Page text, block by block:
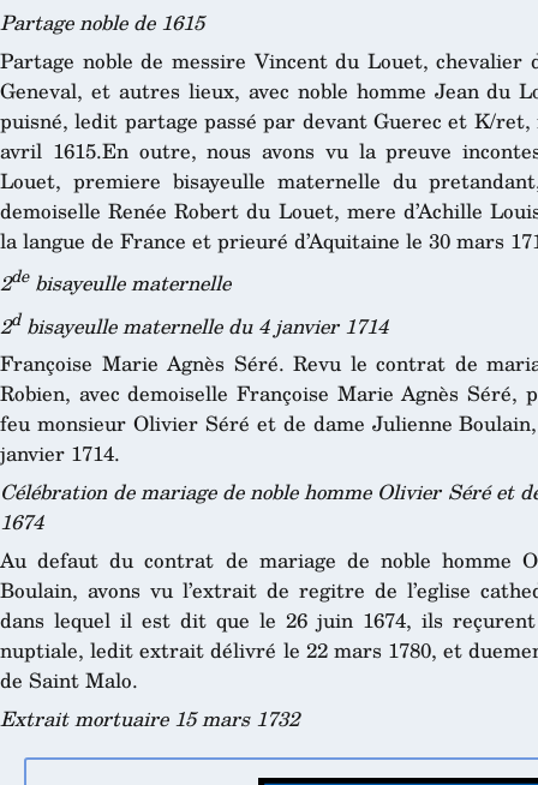
Partage noble de 1615
Partage noble de messire Vincent du Louet, chevalier
Geneval, et autres lieux, avec noble homme Jean du
puisné, ledit partage passé par devant Guerec et K/
avril 1615.En outre, nous avons vu la preuve
Louet, premiere bisayeulle maternelle du
demoiselle Renée Robert du Louet, mere d’Achille
la langue de France et prieuré d’Aquitaine le 30 mars
2debisayeulle maternelle
2dbisayeulle maternelle du 4 janvier 1714
Françoise Marie Agnès Séré. Revu le contrat de
Robien, avec demoiselle Françoise Marie Agnès
feu monsieur Olivier Séré et de dame Julienne
janvier 1714.
Célébration de mariage de noble homme Olivier Séré et
1674
Au defaut du contrat de mariage de noble homme
Boulain, avons vu l’extrait de regitre de l’eglise
dans lequel il est dit que le 26 juin 1674, ils
nuptiale, ledit extrait délivré le 22 mars 1780, et
de Saint Malo.
Extrait mortuaire 15 mars 1732